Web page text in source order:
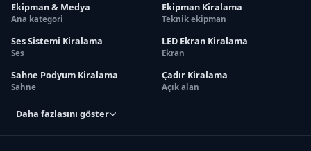
Ekipman & Medya
Ana kategori
Ekipman Kiralama
Teknik ekipman
Ses Sistemi Kiralama
Ses
LED Ekran Kiralama
Ekran
Sahne Podyum Kiralama
Sahne
Çadır Kiralama
Açık alan
Daha fazlasını göster